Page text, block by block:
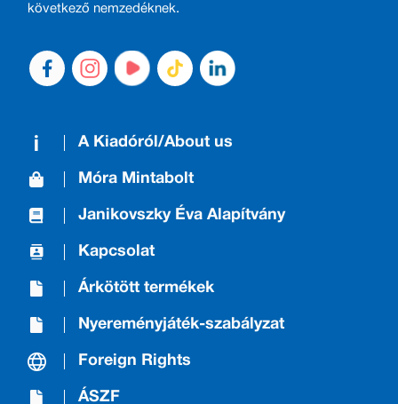
következő nemzedéknek.
A Kiadóról/About us
Móra Mintabolt
Janikovszky Éva Alapítvány
Kapcsolat
Árkötött termékek
Nyereményjáték-szabályzat
Foreign Rights
ÁSZF